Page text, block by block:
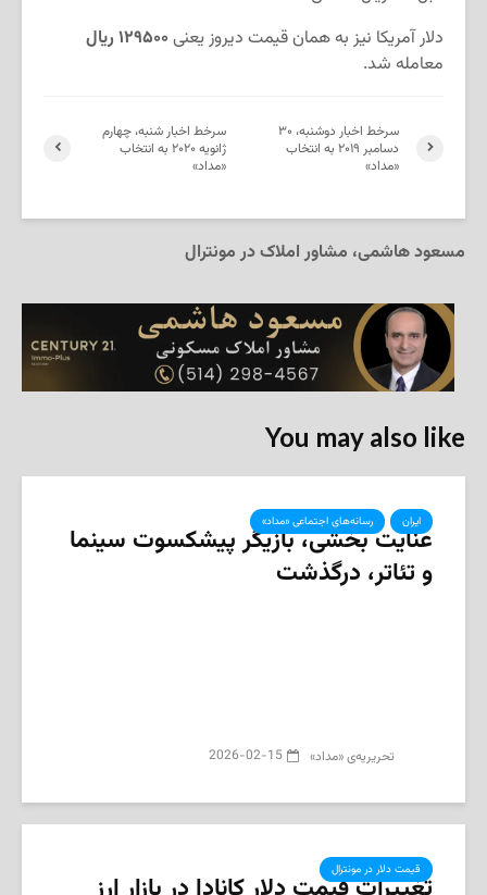
دلار آمریکا نیز به همان قیمت دیروز یعنی ۱۲۹۵۰۰ ریال
معامله شد.
سرخط اخبار شنبه، چهارم
ژانویه ۲۰۲۰ به انتخاب
«مداد»
سرخط اخبار دوشنبه، ۳۰
دسامبر ۲۰۱۹ به انتخاب
«مداد»
مسعود هاشمی، مشاور املاک در مونترال
You may also like
ایران رسانه‌های اجتماعی «مداد»
عنایت بخشی، بازیگر پیشکسوت سینما
و تئاتر، درگذشت
تحریریه‌ی «مداد» 2026-02-15
قیمت دلار در مونترال